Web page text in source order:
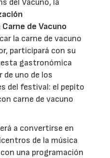
de Vacuno
la carne de vacuno
participará con su
gastronómica
de uno de los
del festival: el pepito
carne de vacuno
a convertirse en
de la música
una programación